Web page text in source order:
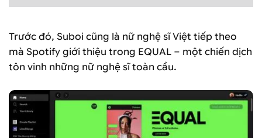
Trước đó, Suboi cũng là nữ nghệ sĩ Việt tiếp theo
mà Spotify giới thiệu trong EQUAL – một chiến dịch
tôn vinh những nữ nghệ sĩ toàn cầu.